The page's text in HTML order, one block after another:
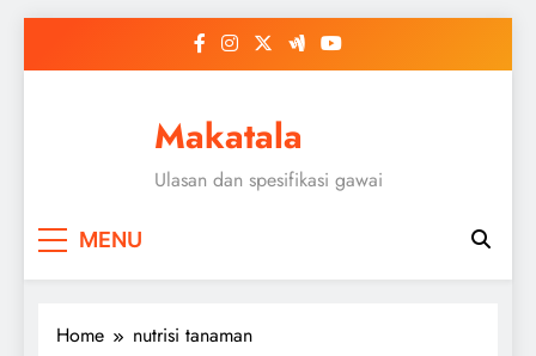
Makatala
Ulasan dan spesifikasi gawai
MENU
Home nutrisi tanaman